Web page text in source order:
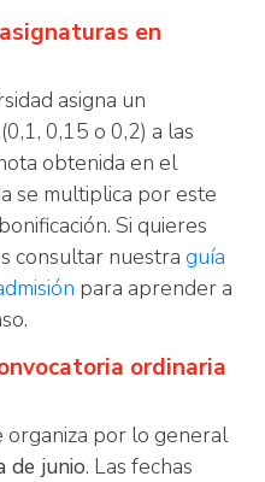
en
asigna un
0,15 o 0,2) a las
obtenida en el
se multiplica por este
Si quieres
consultar nuestra guía
para aprender a
ordinaria
organiza por lo general
de junio. Las fechas